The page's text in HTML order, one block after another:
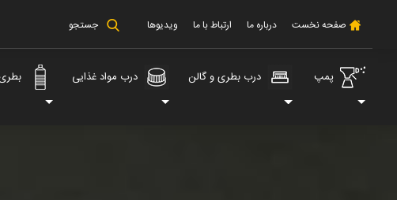
صفحه نخست درباره ما ارتباط با ما ویدیوها جستجو
پمپ درب بطری و گالن درب مواد غذایی